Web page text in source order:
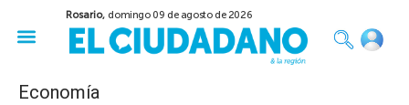
Rosario, domingo 09 de agosto de 2026
Economía